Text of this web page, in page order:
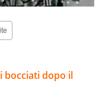
bocciati dopo il